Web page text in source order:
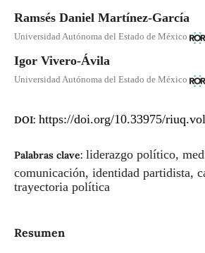
Ramsés Daniel Martínez-García
Universidad Autónoma del Estado de México
Igor Vivero-Ávila
Universidad Autónoma del Estado de México
DOI: https://doi.org/10.33975/
Palabras clave: liderazgo político,
comunicación, identidad partidista,
trayectoria política
Resumen